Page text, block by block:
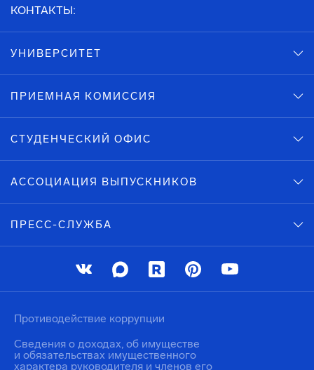
КОНТАКТЫ:
УНИВЕРСИТЕТ
ПРИЕМНАЯ КОМИССИЯ
СТУДЕНЧЕСКИЙ ОФИС
АССОЦИАЦИЯ ВЫПУСКНИКОВ
ПРЕСС-СЛУЖБА
Противодействие коррупции
Сведения о доходах, об имуществе
и обязательствах имущественного
характера руководителя и членов его